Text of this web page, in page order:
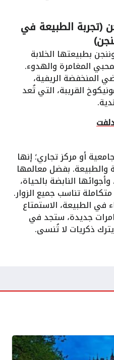
(تجربة الطبيعة في
بطبيعتها الخلابة
المغامرة والهدوء.
المنخفضة الريفية،
القريبة، التي تُعد
أو مركز تجاري؛ إنها
والطبيعة. بفضل معالمها
النابضة بالحياة،
تناسب جميع الزوار.
في الطبيعة، الاستمتاع
جديدة، ستجد في
ذكريات لا تُنسى.